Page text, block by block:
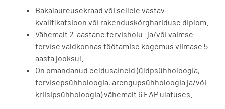
Bakalaureusekraad või sellele vastav
kvalifikatsioon või rakenduskõrghariduse diplom.
Vähemalt 2-aastane tervishoiu- ja/või vaimse
tervise valdkonnas töötamise kogemus viimase 5
aasta jooksul.
On omandanud eeldusaineid (üldpsühholoogia,
tervisepsühholoogia, arengupsühholoogia ja/või
kriisipsühholoogia) vähemalt 6 EAP ulatuses.